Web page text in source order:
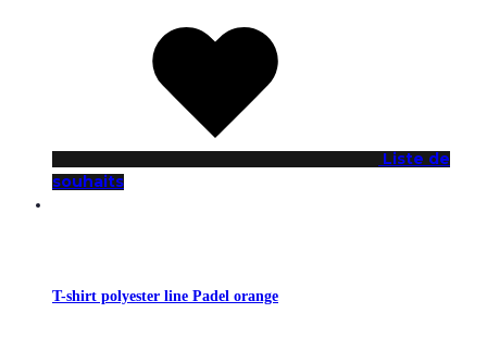
Liste de
souhaits
T-shirt polyester line Padel orange